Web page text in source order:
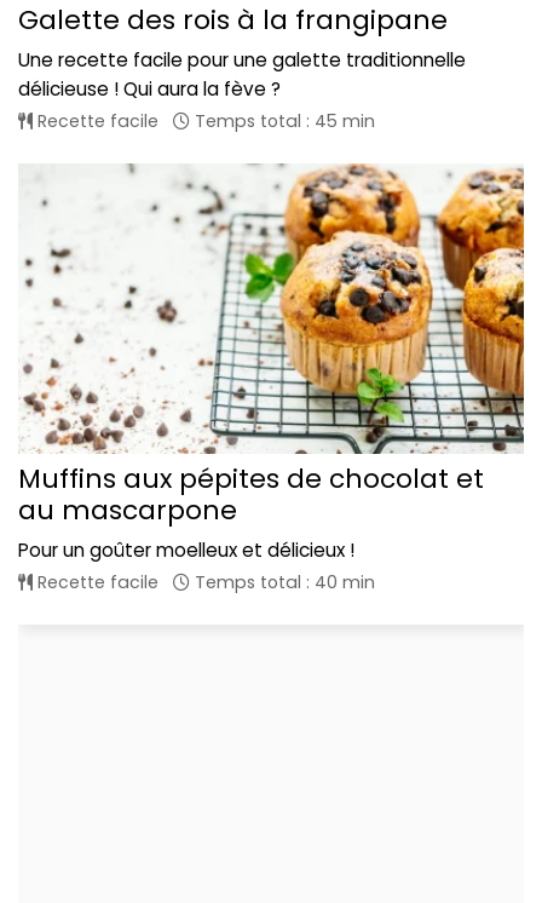
Galette des rois à la frangipane
Une recette facile pour une galette traditionnelle
délicieuse ! Qui aura la fève ?
Recette facile Temps total : 45 min
Muffins aux pépites de chocolat et
au mascarpone
Pour un goûter moelleux et délicieux !
Recette facile Temps total : 40 min